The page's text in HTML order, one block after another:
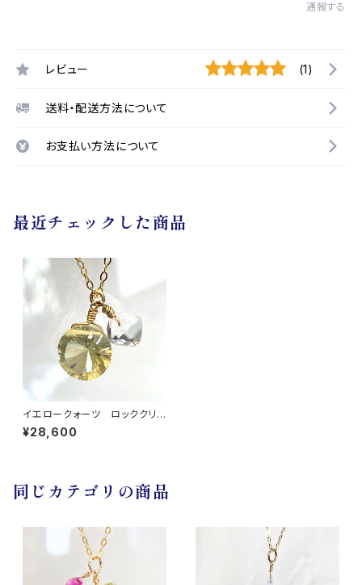
通報する
レビュー (1)
送料・配送方法について
お支払い方法について
最近チェックした商品
イエロークォーツ ロッククリス
タル サファイア ネックレス
¥28,600
同じカテゴリの商品